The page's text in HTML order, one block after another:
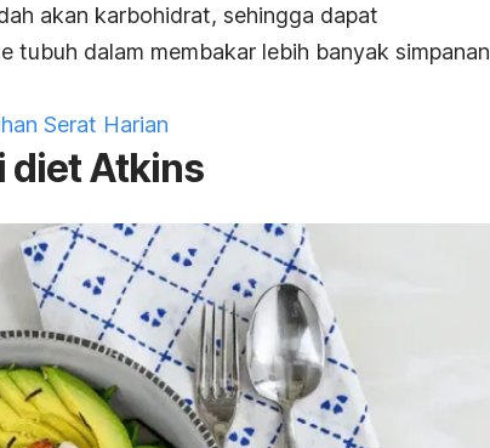
akan karbohidrat, sehingga dapat
tubuh dalam membakar lebih banyak simpanan
Serat Harian
diet Atkins